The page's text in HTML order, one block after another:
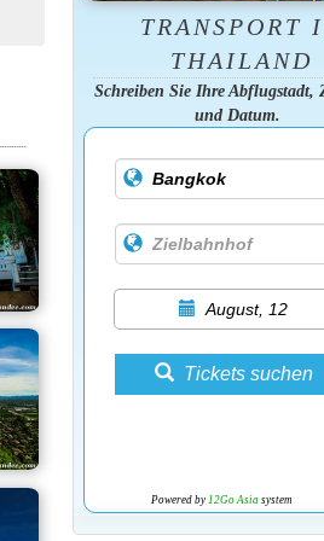
TRANSPORT
THAILAND
Schreiben Sie Ihre Abflugstadt,
und Datum.
August, 12
Tickets suchen
Powered by 12Go Asia system